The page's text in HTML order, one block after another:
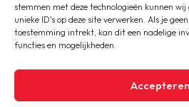
stemmen met deze technologieën kunnen
unieke ID's op deze site verwerken. Als je
toestemming intrekt, kan dit een nadelige
functies en mogelijkheden.
Accepteren
Copyright © 2020-2026 AFC